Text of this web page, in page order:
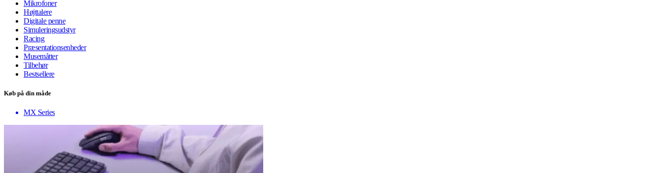
Mikrofoner
Højttalere
Digitale penne
Simuleringsudstyr
Racing
Præsentationsenheder
Musemåtter
Tilbehør
Bestsellere
Køb på din måde
MX Series